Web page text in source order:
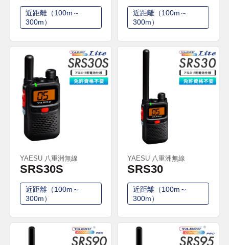
近距離（100m～
300m）
近距離（100m～
300m）
YAESU 八重洲無線
SRS30S
近距離（100m～
300m）
YAESU 八重洲無線
SRS30
近距離（100m～
300m）